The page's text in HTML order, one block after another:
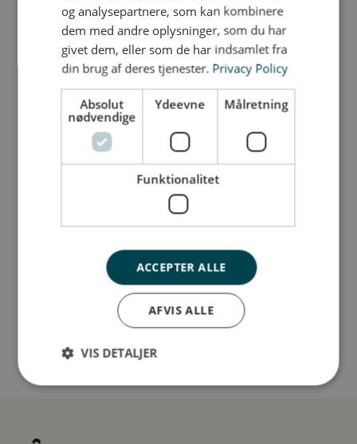
For familiens mindste er Design Edition i alle tre
højder en drøm. Den kravlende baby vil elske, at
stuegulvet forvandles fra en kedelig ørkenvandring
til en baby-agilitybane med et hav af muligheder
at kravle rundt om, op på og igennem. Når der er
afstande og højder at forholde sig til, stimuleres
babys kropsbevidsthed.
Sådan plejer du mig
og analysepartnere, som kan kombinere
dem med andre oplysninger, som du har
givet dem, eller som de har indsamlet fra
din brug af deres tjenester. Privacy Policy
Absolut
nødvendige
Ydeevne Målretning
Funktionalitet
ACCEPTER ALLE
AFVIS ALLE
VIS DETALJER